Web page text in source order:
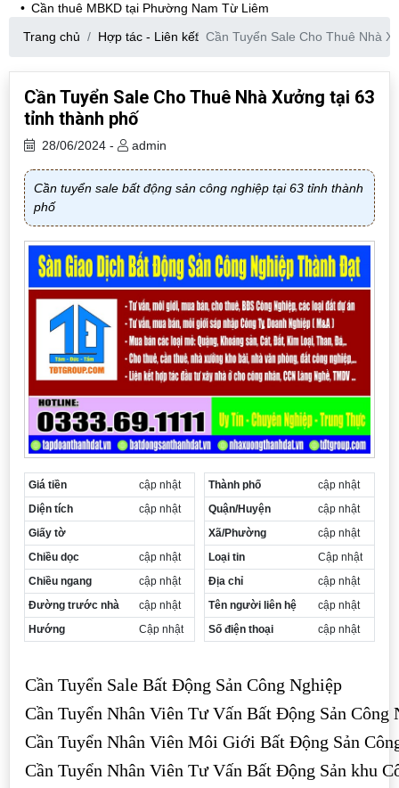
Cần thuê MBKD tại Phường Nam Từ Liêm
Cần thuê MBKD tại Phường Cầu Giấy
Cần thuê MBKD tại Phường Thanh Xuân
Cần thuê MBKD tại Phường Hà Đông
Cần thuê MBKD tại Phường Hoàng Mai
Cần thuê MBKD tại Phường Ô Chợ Dừa
Cần thuê MBKD tại Phường Yên Hòa
Cần thuê MBKD tại Phường Phương Liệt
Cần thuê MBKD tại Phường Khương Đình
Cần thuê MBKD tại Phường Yên Sở
Cần thuê MBKD tại Phường Hoàng Liệt
Cần thuê MBKD tại Phường Định Công
Cần thuê MBKD tại Phường Tương Mai
Cần thuê MBKD tại Phường Vĩnh Hưng
Cần thuê MBKD tại Phường Lĩnh Nam
Cần thuê MBKD tại Phường Hồng Hà
Cần thuê MBKD tại Phường Láng
Cần thuê MBKD tại Phường Văn Miếu
Cần thuê MBKD tại Phường Kim Liên
Cần thuê MBKD tại Phường Bạch Mai
Cần thuê MBKD tại Phường Vĩnh Tuy
Trang chủ Hợp tác - Liên kết Cần Tuyển Sale Cho Thuê Nhà
Cần Tuyển Sale Cho Thuê Nhà Xưởng tại 63
tỉnh thành phố
28/06/2024 - admin
Cần tuyển sale bất động sản công nghiệp tại 63 tỉnh thành
phố
Giá tiền
cập nhật
Diện tích
cập nhật
Giấy tờ
Chiều dọc
cập nhật
Chiều ngang
cập nhật
Đường trước nhà
cập nhật
Hướng
Cập nhật
Thành phố
cập nhật
Quận/Huyện
cập nhật
Xã/Phường
cập nhật
Loại tin
Cập nhật
Địa chỉ
cập nhật
Tên người liên hệ
cập nhật
Số điện thoại
cập nhật
Cần Tuyển Sale Bất Động Sản Công Nghiệp
Cần Tuyển Nhân Viên Tư Vấn Bất Động Sản Công
Cần Tuyển Nhân Viên Môi Giới Bất Động Sản
Cần Tuyển Nhân Viên Tư Vấn Bất Động Sản khu